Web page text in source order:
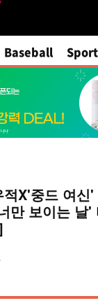
Baseball
X'중드 여신'
만 보이는 날'